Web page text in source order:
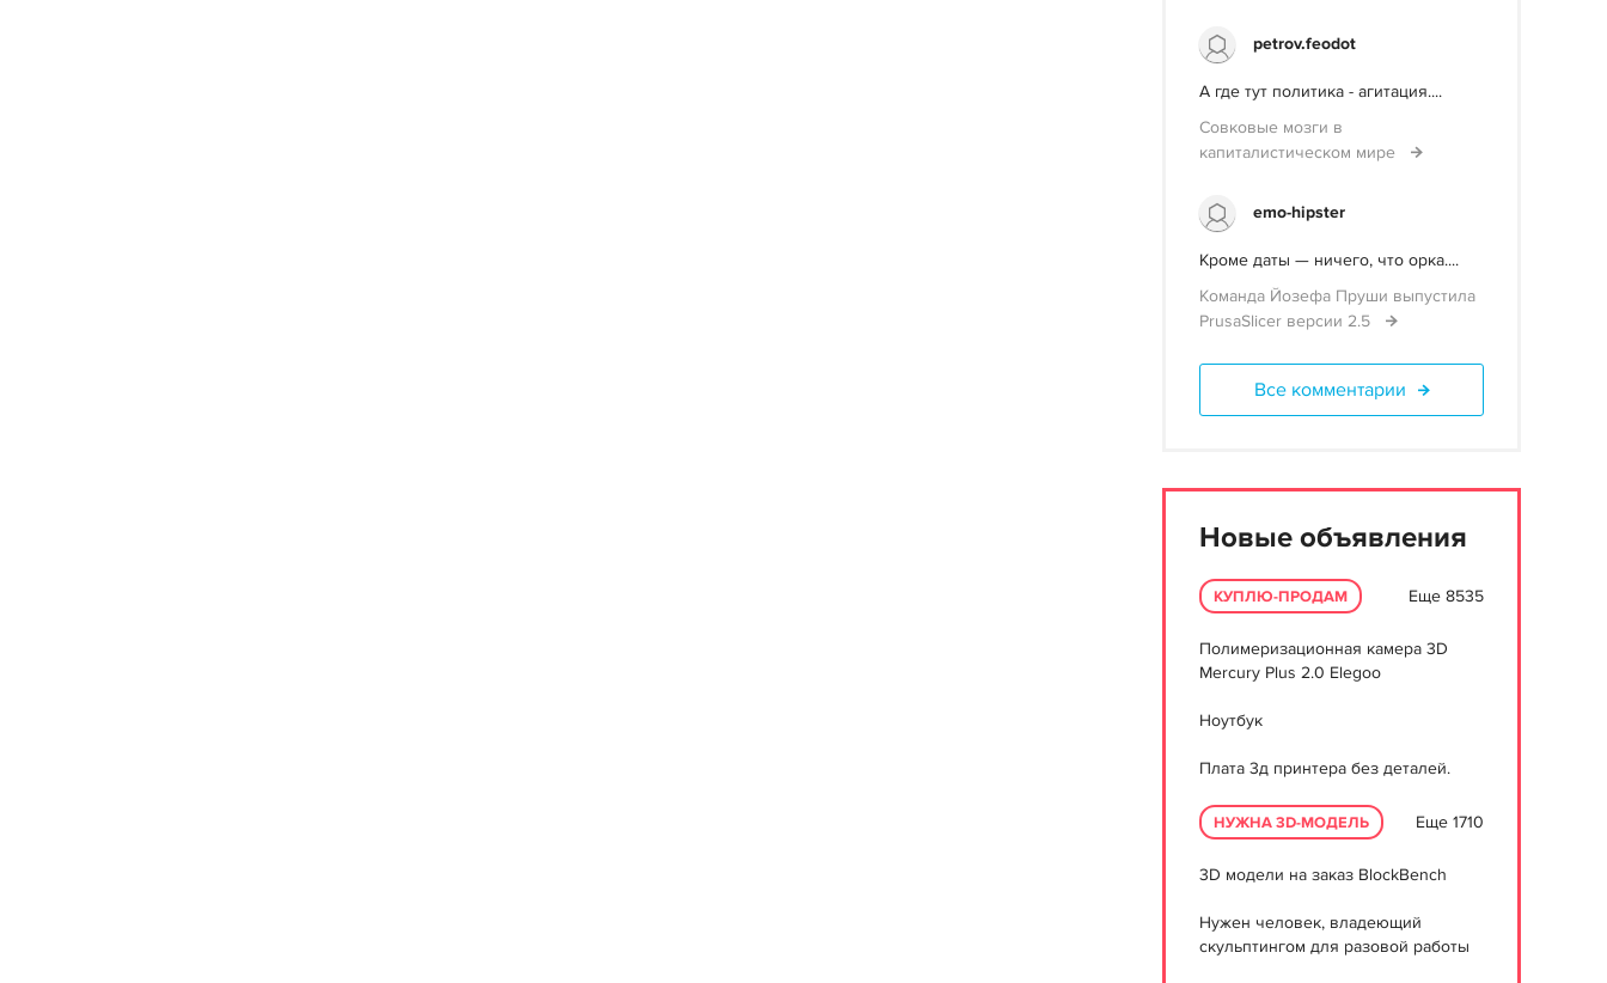
petrov.feodot
А где тут политика - агитация....
Совковые мозги в
капиталистическом мире
emo-hipster
Кроме даты — ничего, что орка....
Команда Йозефа Пруши выпустила
PrusaSlicer версии 2.5
Все комментарии
Новые объявления
КУПЛЮ-ПРОДАМ Еще 8535
Полимеризационная камера 3D
Mercury Plus 2.0 Elegoo
Ноутбук
Плата 3д принтера без деталей.
НУЖНА 3D-МОДЕЛЬ Еще 1710
3D модели на заказ BlockBench
Нужен человек, владеющий
скульптингом для разовой работы